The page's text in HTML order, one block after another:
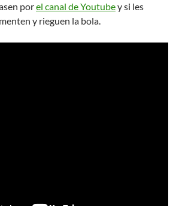
porel canal de Youtubey si les
y rieguen la bola.